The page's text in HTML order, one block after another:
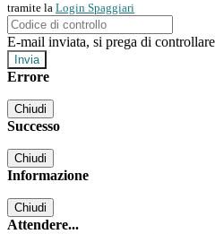
tramite la Login Spaggiari
E-mail inviata, si prega di
Errore
Chiudi
Successo
Chiudi
Informazione
Chiudi
Attendere...